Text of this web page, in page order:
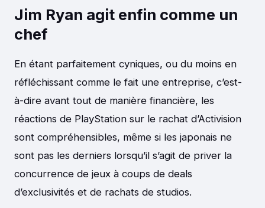
Jim Ryan agit enfin comme un
chef
En étant parfaitement cyniques, ou du moins en
réfléchissant comme le fait une entreprise, c’est-
à-dire avant tout de manière financière, les
réactions de PlayStation sur le rachat d’Activision
sont compréhensibles, même si les japonais ne
sont pas les derniers lorsqu’il s’agit de priver la
concurrence de jeux à coups de deals
d’exclusivités et de rachats de studios.